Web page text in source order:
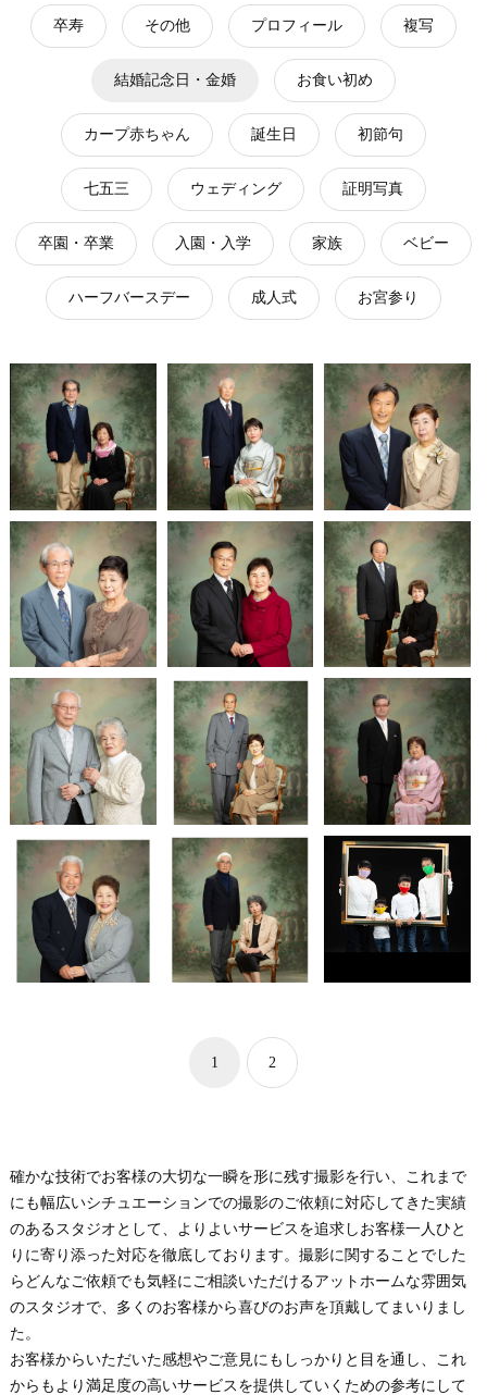
卒寿 その他 プロフィール 複写
結婚記念日・金婚 お食い初め
カープ赤ちゃん 誕生日 初節句
七五三 ウェディング 証明写真
卒園・卒業 入園・入学 家族 ベビー
ハーフバースデー 成人式 お宮参り
1 2
確かな技術でお客様の大切な一瞬を形に残す撮影を行い、これまで
にも幅広いシチュエーションでの撮影のご依頼に対応してきた実績
のあるスタジオとして、よりよいサービスを追求しお客様一人ひと
りに寄り添った対応を徹底しております。撮影に関することでした
らどんなご依頼でも気軽にご相談いただけるアットホームな雰囲気
のスタジオで、多くのお客様から喜びのお声を頂戴してまいりまし
た。
お客様からいただいた感想やご意見にもしっかりと目を通し、これ
からもより満足度の高いサービスを提供していくための参考にして